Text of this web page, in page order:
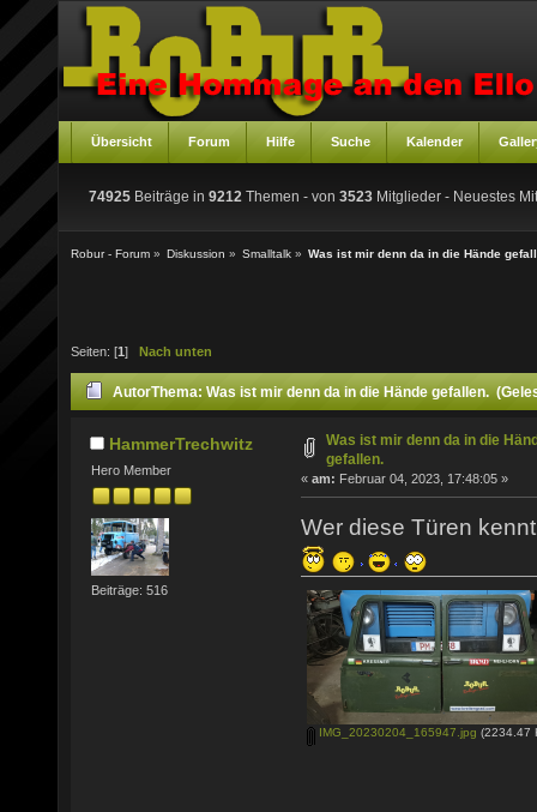
Übersicht Forum Hilfe Suche Kalender
74925 Beiträge in 9212 Themen - von 3523 Mitglieder - Neuestes
Robur - Forum » Diskussion » Smalltalk » Was ist mir denn da in die Hände
Seiten: [1 ] Nach unten
AutorThema: Was ist mir denn da in die Hände gefallen.
HammerTrechwitz
Hero Member
Beiträge: 516
Was ist mir denn da in die
gefallen.
« am: Februar 04, 2023, 17:48:05 »
Wer diese Türen
IMG_20230204_165947.jpg (2234.47